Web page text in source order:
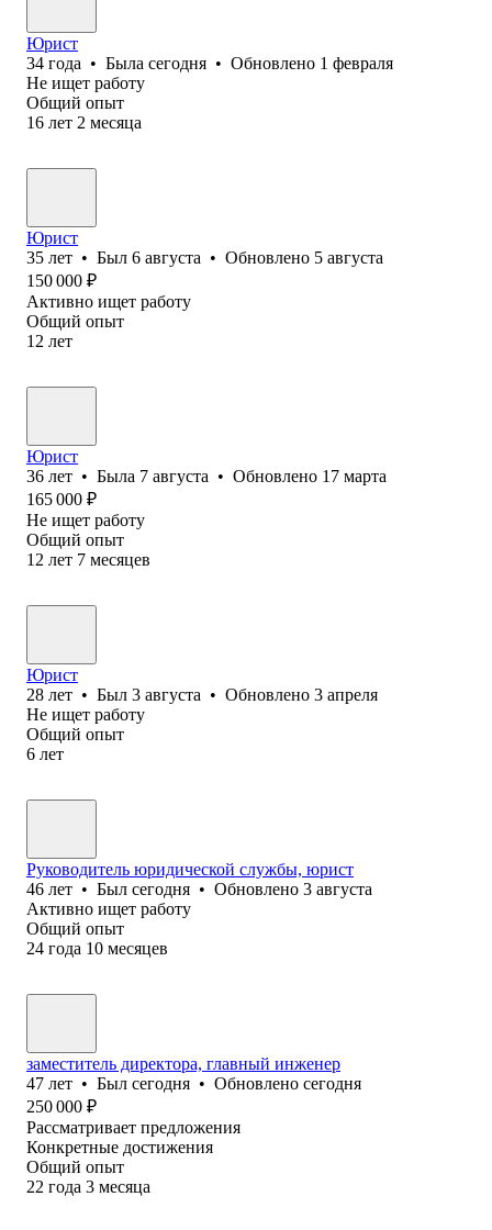
Юрист
34 года • Была сегодня • Обновлено 1 февраля
Не ищет работу
Общий опыт
16 лет 2 месяца
Юрист
35 лет • Был 6 августа • Обновлено 5 августа
150 000 ₽
Активно ищет работу
Общий опыт
12 лет
Юрист
36 лет • Была 7 августа • Обновлено 17 марта
165 000 ₽
Не ищет работу
Общий опыт
12 лет 7 месяцев
Юрист
28 лет • Был 3 августа • Обновлено 3 апреля
Не ищет работу
Общий опыт
6 лет
Руководитель юридической службы, юрист
46 лет • Был сегодня • Обновлено 3 августа
Активно ищет работу
Общий опыт
24 года 10 месяцев
заместитель директора, главный инженер
47 лет • Был сегодня • Обновлено сегодня
250 000 ₽
Рассматривает предложения
Конкретные достижения
Общий опыт
22 года 3 месяца